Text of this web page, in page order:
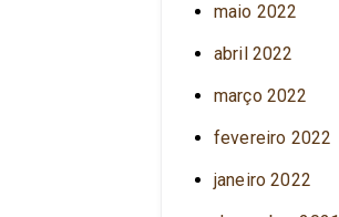
maio 2022
abril 2022
março 2022
fevereiro 2022
janeiro 2022